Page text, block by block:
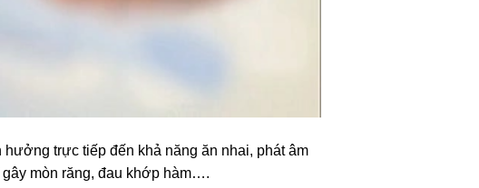
trực tiếp đến khả năng ăn nhai, phát âm
mòn răng, đau khớp hàm….